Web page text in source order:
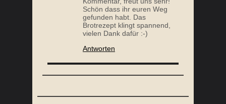
Schön dass ihr euren Weg
gefunden habt. Das
Brotrezept klingt spannend,
vielen Dank dafür :-)
Antworten